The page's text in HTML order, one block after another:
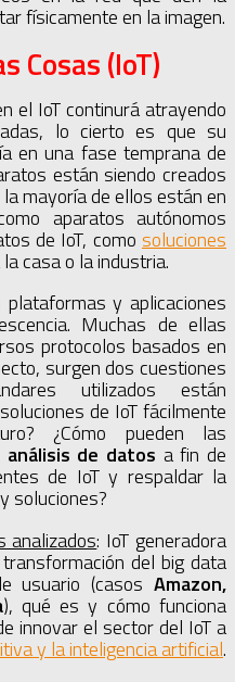
físicamente en la imagen.
Cosas (IoT)
el IoT continurá atrayendo
lo cierto es que su
en una fase temprana de
están siendo creados
mayoría de ellos están en
aparatos autónomos
de IoT, como soluciones
casa o la industria.
y aplicaciones
Muchas de ellas
protocolos basados en
surgen dos cuestiones
utilizados están
de IoT fácilmente
¿Cómo pueden las
análisis de datos a fin de
de IoT y respaldar la
soluciones?
analizados: IoT generadora
transformación del big data
usuario (casos Amazon,
), qué es y cómo funciona
innovar el sector del IoT a
y la inteligencia artificial.